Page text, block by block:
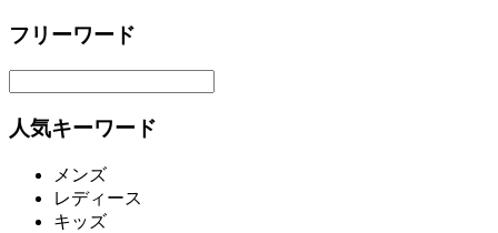
フリーワード
人気キーワード
メンズ
レディース
キッズ